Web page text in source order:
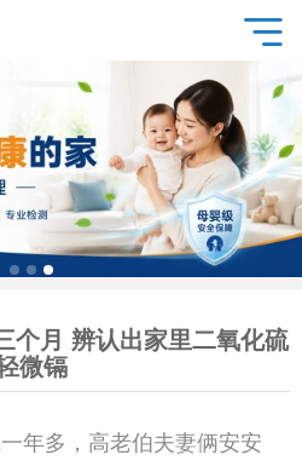
个月 辨认出家里二氧化硫
微镉
年多，高老伯夫妻俩安安